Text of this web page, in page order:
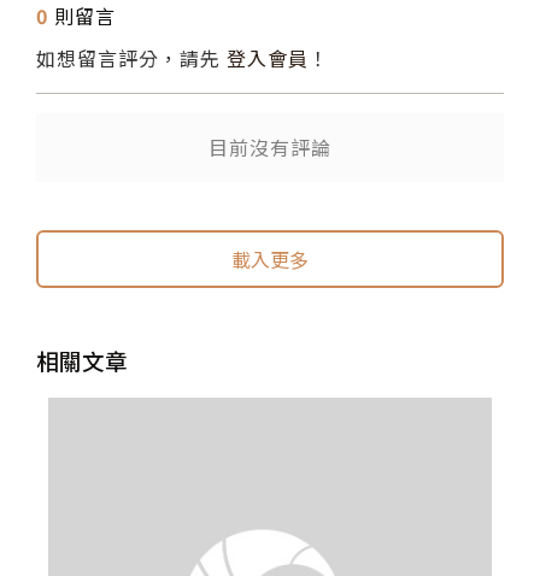
0 則留言
如想留言評分，請先 登入會員 ！
目前沒有評論
載入更多
相關文章